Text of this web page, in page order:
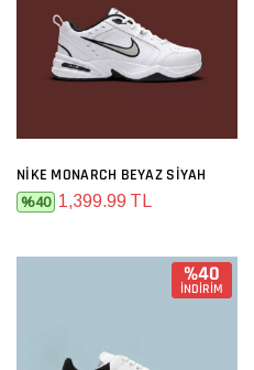
NIKE MONARCH BEYAZ SIYAH
%40 1,399.99 TL
%40
İNDİRİM